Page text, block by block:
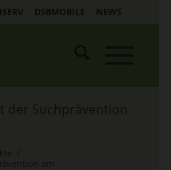
ISERV DSBMOBILE NEWS
der Suchprävention
am